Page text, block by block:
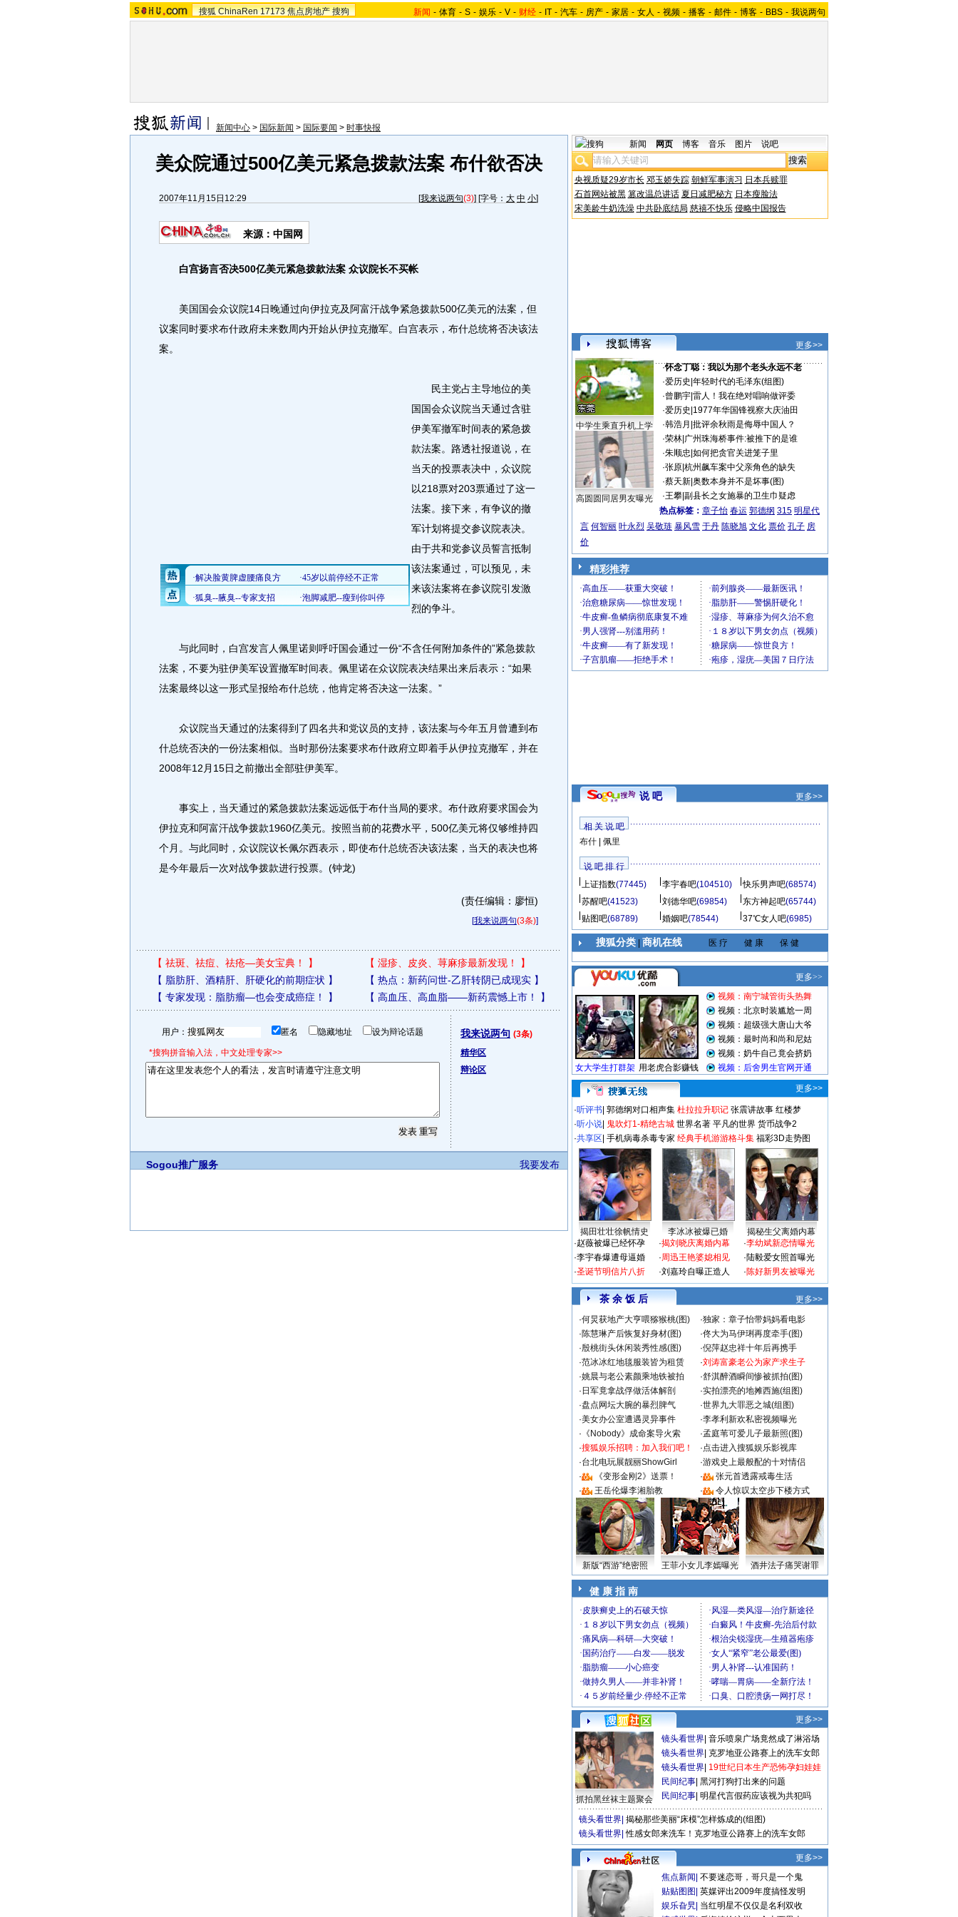
搜狐 ChinaRen 17173 焦点房地产 搜狗 新闻 - 体育 - S - 娱乐 - V - 财经 - IT - 汽车 - 房产 - 家居 - 女人 - 视频 - 播客 - 邮件 - 博客 - BBS - 我说两句
新闻中心 > 国际新闻 > 国际要闻 > 时事快报
美众院通过500亿美元紧急拨款法案 布什欲否决
2007年11月15日12:29 [我来说两句(3)] [字号： 大 中 小]
来源：中国网
白宫扬言否决500亿美元紧急拨款法案 众议院长不买帐
美国国会众议院14日晚通过向伊拉克及阿富汗战争紧急拨款500亿美元的法案，但
议案同时要求布什政府未来数周内开始从伊拉克撤军。白宫表示，布什总统将否决该法
案。
民主党占主导地位的美
国国会众议院当天通过含驻
伊美军撤军时间表的紧急拨
款法案。路透社报道说，在
当天的投票表决中，众议院
以218票对203票通过了这一
法案。接下来，有争议的撤
军计划将提交参议院表决。
由于共和党参议员誓言抵制
该法案通过，可以预见，未
来该法案将在参议院引发激
烈的争斗。
与此同时，白宫发言人佩里诺则呼吁国会通过一份“不含任何附加条件的”紧急拨款
法案，不要为驻伊美军设置撤军时间表。佩里诺在众议院表决结果出来后表示：“如果
法案最终以这一形式呈报给布什总统，他肯定将否决这一法案。”
众议院当天通过的法案得到了四名共和党议员的支持，该法案与今年五月曾遭到布
什总统否决的一份法案相似。当时那份法案要求布什政府立即着手从伊拉克撤军，并在
2008年12月15日之前撤出全部驻伊美军。
事实上，当天通过的紧急拨款法案远远低于布什当局的要求。布什政府要求国会为
伊拉克和阿富汗战争拨款1960亿美元。按照当前的花费水平，500亿美元将仅够维持四
个月。与此同时，众议院议长佩尔西表示，即使布什总统否决该法案，当天的表决也将
是今年最后一次对战争拨款进行投票。(钟龙)
(责任编辑：廖恒)
[我来说两句(3条)]
【 祛斑、祛痘、祛疮—美女宝典！ 】 【 湿疹、皮炎、荨麻疹最新发现！
】
【 脂肪肝、酒精肝、肝硬化的前期症状 】 【 热点：新药问世-乙肝转阴已成现实】
【 专家发现：脂肪瘤—也会变成癌症！ 】 【 高血压、高血脂——新药震憾上市！ 】
用户： 匿名 隐藏地址 设为辩论话题
*搜狗拼音输入法，中文处理专家>>
我来说两句 (3条)
精华区
辩论区
我要发布
Sogou推广服务
新闻 网页 博客 音乐 图片 说吧
央视质疑29岁市长 邓玉娇失踪 朝鲜军事演习 日本兵赎罪
石首网站被黑 篡改温总讲话 夏日减肥秘方 日本瘦脸法
宋美龄牛奶洗澡 中共卧底结局 慈禧不快乐 侵略中国报告
更多>>
中学生乘直升机上学
高圆圆同居男友曝光
·怀念丁聪：我以为那个老头永远不老
·爱历史 年轻时代的毛泽东(组图)
·曾鹏宇| 雷人！我在绝对唱响做评委
·爱历史 1977年华国锋视察大庆油田
·韩浩月 批评余秋雨是侮辱中国人？
·荣林| 广州珠海桥事件:被推下的是谁
·朱顺忠 如何把贪官关进笼子里
·张原| 杭州飙车案中父亲角色的缺失
·蔡天新| 奥数本身并不是坏事(图)
·王攀| 副县长之女施暴的卫生巾疑虑
热点标签： 章子怡 春运 郭德纲 315 明星代
言 何智丽 叶永烈 吴敬琏 暴风雪 于丹 陈晓旭 文化 票价 孔子 房
价
精彩推荐
说 吧 更多>>
相 关 说 吧
布什| 佩里
说 吧 排 行
上证指数(77445) 李宇春吧(104510) 快乐男声吧(68574)
苏醒吧(41523) 刘德华吧(69854) 东方神起吧(65744)
贴图吧(68789) 婚姻吧(78544) 37℃女人吧(6985)
搜狐分类| 商机在线 医 疗 健 康 保 健
更多>>
·听评书 郭德纲对口相声集 杜拉拉升职记 张震讲故事 红楼梦
·听小说 鬼吹灯1-精绝古城 世界名著 平凡的世界 货币战争2
·共享区 手机病毒杀毒专家 经典手机游游格斗集 福彩3D走势图
揭田壮壮徐帆情史 李冰冰被爆已婚
揭秘生父离婚内幕
·赵薇被爆已经怀孕
·李宇春爆遭母逼婚
·圣诞节明信片八折
·揭刘晓庆离婚内幕
·周迅王艳婆媳相见
·刘嘉玲自曝正造人
·李幼斌新恋情曝光
·陆毅爱女照首曝光
·陈好新男友被曝光
茶 余 饭 后
更多>>
·何炅获地产大亨喂猕猴桃(图) ·独家：章子怡带妈妈看电影
·陈慧琳产后恢复好身材(图) ·佟大为马伊琍再度牵手(图)
·殷桃街头休闲装秀性感(图) ·倪萍赵忠祥十年后再携手
·范冰冰红地毯服装皆为租赁 ·刘涛富豪老公为家产求生子
·姚晨与老公素颜乘地铁被拍 ·舒淇醉酒瞬间惨被抓拍(图)
· 日军竟拿战俘做活体解剖 ·实拍漂亮的地摊西施(组图)
·盘点网坛大腕的暴烈脾气 ·世界九大罪恶之城(组图)
·美女办公室遭遇灵异事件 ·李孝利新欢私密视频曝光
· 《Nobody》成命案导火索 ·孟庭苇可爱儿子最新照(图)
·搜狐娱乐招聘：加入我们吧！ ·点击进入搜狐娱乐影视库
·台北电玩展靓丽ShowGirl ·游戏史上最般配的十对情侣
·
《变形金刚2》送票！ ·
张元首透露戒毒生活
·
王岳伦爆李湘胎教 · 令人惊叹太空步下楼方式
新版“西游”绝密照 王菲小女儿李嫣曝光 酒井法子痛哭谢罪
健 康 指 南
更多>>
抓拍黑丝袜主题聚会
镜头看世界 音乐喷泉广场竟然成了淋浴场
镜头看世界 克罗地亚公路赛上的洗车女郎
镜头看世界 19世纪日本生产恐怖孕妇娃娃
民间纪事 黑河打狗打出来的问题
民间纪事 明星代言假药应该视为共犯吗
镜头看世界 揭秘那些美丽“床模”怎样炼成的(组图)
镜头看世界 性感女郎来洗车！克罗地亚公路赛上的洗车女郎
更多>>
焦点新闻 不要迷恋哥，哥只是一个鬼
贴贴图图 英媒评出2009年度搞怪发明
娱乐旮旯 当红明星不仅仅是名利双收